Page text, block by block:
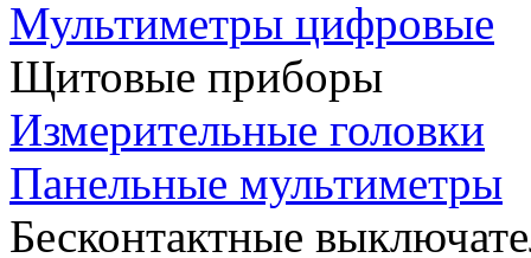
Мультиметры цифровые
Щитовые приборы
Измерительные головки
Панельные мультиметры
Бесконтактные